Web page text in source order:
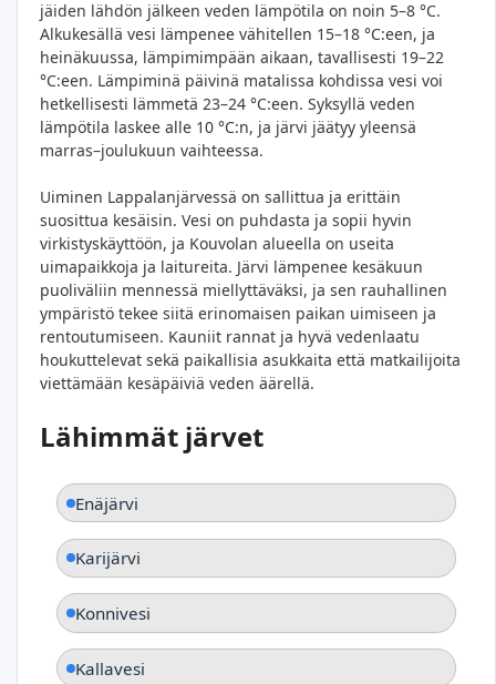
jäiden lähdön jälkeen veden lämpötila on noin 5–8 °C.
Alkukesällä vesi lämpenee vähitellen 15–18 °C:een, ja
heinäkuussa, lämpimimpään aikaan, tavallisesti 19–22
°C:een. Lämpiminä päivinä matalissa kohdissa vesi voi
hetkellisesti lämmetä 23–24 °C:een. Syksyllä veden
lämpötila laskee alle 10 °C:n, ja järvi jäätyy yleensä
marras–joulukuun vaihteessa.
Uiminen Lappalanjärvessä on sallittua ja erittäin
suosittua kesäisin. Vesi on puhdasta ja sopii hyvin
virkistyskäyttöön, ja Kouvolan alueella on useita
uimapaikkoja ja laitureita. Järvi lämpenee kesäkuun
puoliväliin mennessä miellyttäväksi, ja sen rauhallinen
ympäristö tekee siitä erinomaisen paikan uimiseen ja
rentoutumiseen. Kauniit rannat ja hyvä vedenlaatu
houkuttelevat sekä paikallisia asukkaita että matkailijoita
viettämään kesäpäiviä veden äärellä.
Lähimmät järvet
Enäjärvi
Karijärvi
Konnivesi
Kallavesi